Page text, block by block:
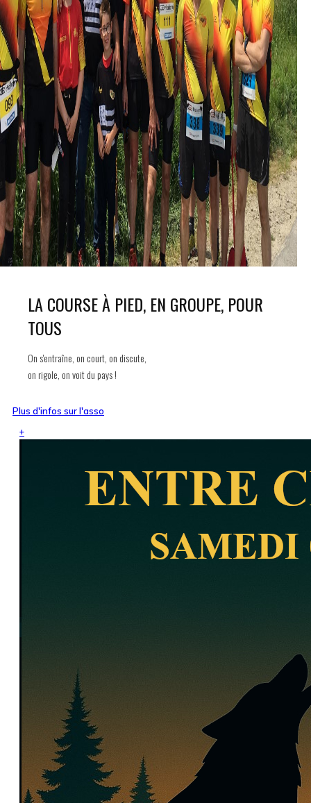
LA COURSE À PIED, EN GROUPE, POUR
TOUS
On s'entraîne, on court, on discute,
on rigole, on voit du pays !
Plus d'infos sur l'asso
+